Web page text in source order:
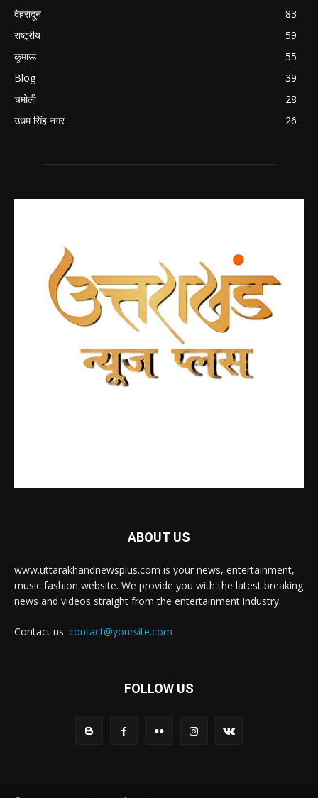
देहरादून
83
राष्ट्रीय
59
कुमाऊं
55
Blog
39
चमोली
28
उधम सिंह नगर
26
ABOUT US
www.uttarakhandnewsplus.com is your news, entertainment,
music fashion website. We provide you with the latest breaking
news and videos straight from the entertainment industry.
Contact us: contact@yoursite.com
FOLLOW US